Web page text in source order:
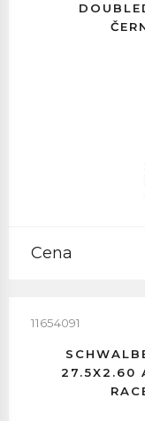
Cena
11654091
27.5X2.60